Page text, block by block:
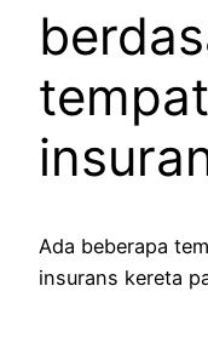
Ada beberapa
insurans kereta